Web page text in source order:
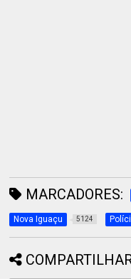
MARCADORES:
Nova Iguaçu 5124